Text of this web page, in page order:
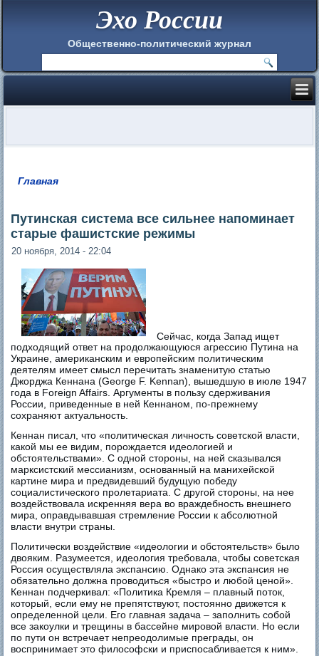
Эхо России
Общественно-политический журнал
Главная
Путинская система все сильнее напоминает
старые фашистские режимы
20 ноября, 2014 - 22:04
Сейчас, когда Запад ищет
подходящий ответ на продолжающуюся агрессию Путина на
Украине, американским и европейским политическим
деятелям имеет смысл перечитать знаменитую статью
Джорджа Кеннана (George F. Kennan), вышедшую в июле 1947
года в Foreign Affairs. Аргументы в пользу сдерживания
России, приведенные в ней Кеннаном, по-прежнему
сохраняют актуальность.
Кеннан писал, что «политическая личность советской власти,
какой мы ее видим, порождается идеологией и
обстоятельствами». С одной стороны, на ней сказывался
марксистский мессианизм, основанный на манихейской
картине мира и предвидевший будущую победу
социалистического пролетариата. С другой стороны, на нее
воздействовала искренняя вера во враждебность внешнего
мира, оправдывавшая стремление России к абсолютной
власти внутри страны.
Политически воздействие «идеологии и обстоятельств» было
двояким. Разумеется, идеология требовала, чтобы советская
Россия осуществляла экспансию. Однако эта экспансия не
обязательно должна проводиться «быстро и любой ценой».
Кеннан подчеркивал: «Политика Кремля – плавный поток,
который, если ему не препятствуют, постоянно движется к
определенной цели. Его главная задача – заполнить собой
все закоулки и трещины в бассейне мировой власти. Но если
по пути он встречает непреодолимые преграды, он
воспринимает это философски и приспосабливается к ним».